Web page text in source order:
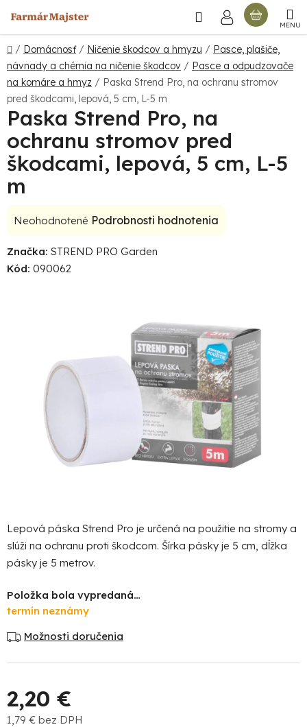
na
obsah
Hľadať
Domov
/ Domácnosť / Ničenie škodcov a hmyzu / Pasce, plašiče,
návnady a chémia na ničenie škodcov / Pasce a odpudzovače
na komáre a hmyz / Paska Strend Pro, na ochranu stromov
pred škodcami, lepová, 5 cm, L-5 m
Lepová páska Strend Pro je určená na použitie na stromy a
slúži na ochranu proti škodcom. Šírka pásky je 5 cm, dĺžka
pásky je 5 metrov.
Položka bola vypredaná…
termín neznámy
Možnosti doručenia
2,20 €
1,79 € bez DPH
Paska Strend Pro, na
ochranu stromov pred
škodcami, lepová, 5 cm, L-5
m
Priemerné
produktu
je
Neohodnotené Podrobnosti hodnotenia
Značka: STREND PRO Garden
Kód: 090062